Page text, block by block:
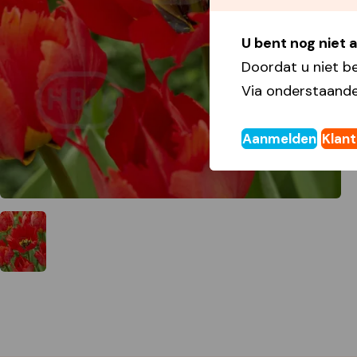
U bent nog niet
Doordat u niet
Via
Aanmelden